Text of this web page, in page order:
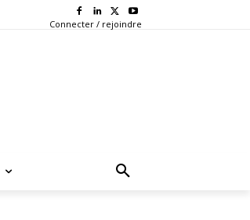
Connecter / rejoindre